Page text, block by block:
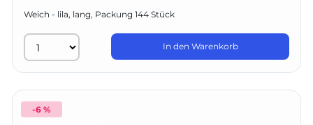
Weich - lila, lang, Packung 144 Stück
In den Warenkorb
-6 %